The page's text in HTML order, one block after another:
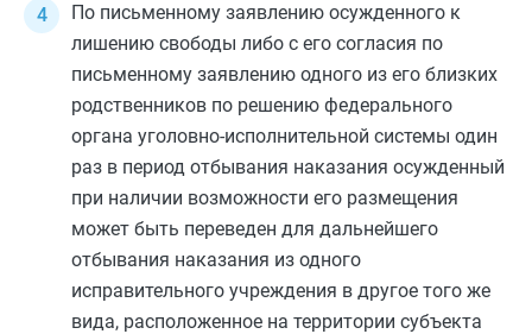
По письменному заявлению осужденного к
лишению свободы либо с его согласия по
письменному заявлению одного из его близких
родственников по решению федерального
органа уголовно-исполнительной системы один
раз в период отбывания наказания осужденный
при наличии возможности его размещения
может быть переведен для дальнейшего
отбывания наказания из одного
исправительного учреждения в другое того же
вида, расположенное на территории субъекта